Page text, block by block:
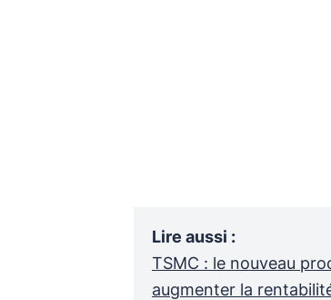
Lire aussi :
TSMC : le nouveau
augmenter la